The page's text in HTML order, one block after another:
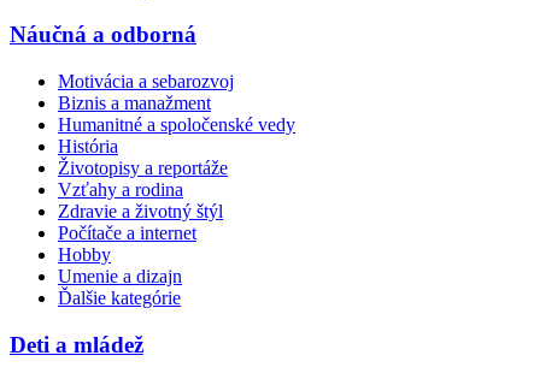
Náučná a odborná
Motivácia a sebarozvoj
Biznis a manažment
Humanitné a spoločenské vedy
História
Životopisy a reportáže
Vzťahy a rodina
Zdravie a životný štýl
Počítače a internet
Hobby
Umenie a dizajn
Ďalšie kategórie
Deti a mládež